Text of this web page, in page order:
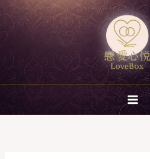
跳
至
主
要
內